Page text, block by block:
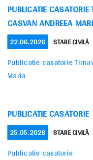
PUBLICATIE
CASVAN ANDREEA
POSTED
ON
22.06.2026 CATEGORIES
STARE CIVILĂ
Publicatie casatorie
Maria
PUBLICATIE CASATORIE
POSTED
ON
25.05.2026 CATEGORIES
STARE CIVILĂ
Publicatie casatorie